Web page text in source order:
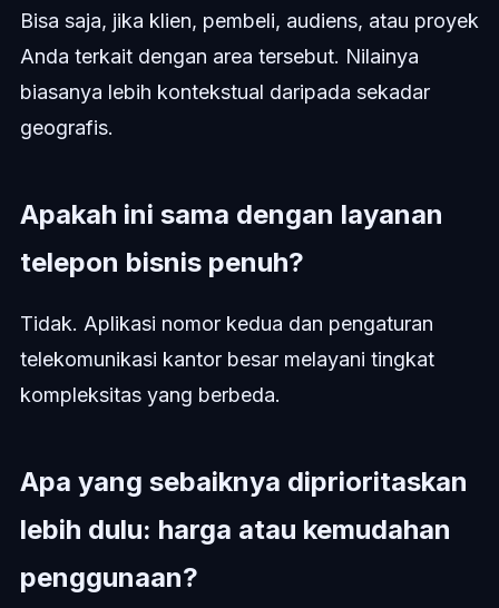
Bisa saja, jika klien, pembeli, audiens, atau proyek
Anda terkait dengan area tersebut. Nilainya
biasanya lebih kontekstual daripada sekadar
geografis.
Apakah ini sama dengan layanan
telepon bisnis penuh?
Tidak. Aplikasi nomor kedua dan pengaturan
telekomunikasi kantor besar melayani tingkat
kompleksitas yang berbeda.
Apa yang sebaiknya diprioritaskan
lebih dulu: harga atau kemudahan
penggunaan?